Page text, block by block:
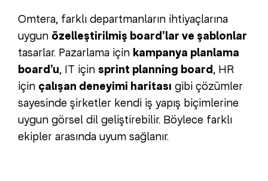
Omtera, farklı departmanların ihtiyaçlarına
uygun özelleştirilmiş board’lar ve şablonlar
tasarlar. Pazarlama için kampanya planlama
board’u, IT için sprint planning board, HR
için çalışan deneyimi haritası gibi çözümler
sayesinde şirketler kendi iş yapış biçimlerine
uygun görsel dil geliştirebilir. Böylece farklı
ekipler arasında uyum sağlanır.